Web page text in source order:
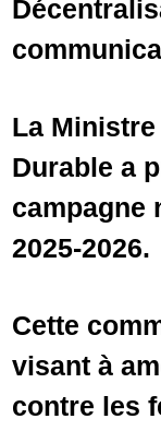
La
Durable a
campagne
2025-2026.
Cette
visant à
contre les